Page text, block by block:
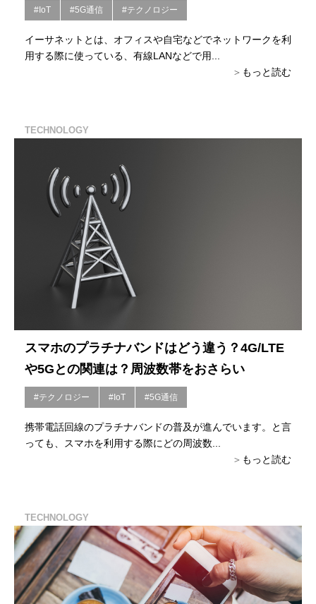
#IoT #5G通信 #テクノロジー
イーサネットとは、オフィスや自宅などでネットワークを利
用する際に使っている、有線LANなどで用...
もっと読む
TECHNOLOGY
スマホのプラチナバンドはどう違う？4G/LTE
や5Gとの関連は？周波数帯をおさらい
#テクノロジー #IoT #5G通信
携帯電話回線のプラチナバンドの普及が進んでいます。と言
っても、スマホを利用する際にどの周波数...
もっと読む
TECHNOLOGY